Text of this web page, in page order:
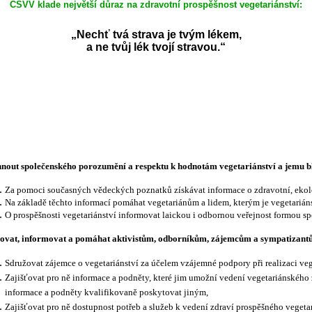
ČSVV klade největší důraz na zdravotní prospěšnost vegetariánství:
„Nechť tvá strava je tvým lékem,
a ne tvůj lék tvojí stravou.“
společenského porozumění a respektu k hodnotám vegetariánství a jemu
Za pomoci současných vědeckých poznatků získávat informace o zdravotní,
Na základě těchto informací pomáhat vegetariánům a lidem, kterým je
O prospěšnosti vegetariánství informovat laickou i odbornou veřejnost formou
informovat a pomáhat aktivistům, odborníkům, zájemcům a
Sdružovat zájemce o vegetariánství za účelem vzájemné podpory při realizaci
Zajišťovat pro ně informace a podněty, které jim umožní vedení
informace a podněty kvalifikovaně poskytovat jiným,
Zajišťovat pro ně dostupnost potřeb a služeb k vedení zdraví prospěšného